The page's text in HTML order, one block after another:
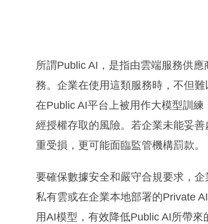
所謂Public AI，是指由雲端服務供
務。企業在使用這類服務時，不但
在Public AI平台上被用作大模型訓
經授權存取的風險。若企業未能妥
重受損，更可能面臨監管機構罰款。
要確保數據安全和嚴守合規要求，
私有雲或在企業本地部署的Private
用AI模型，有效降低Public AI所帶